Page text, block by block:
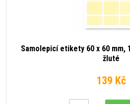
Samolepicí etikety 60 x 60
žluté
139 Kč